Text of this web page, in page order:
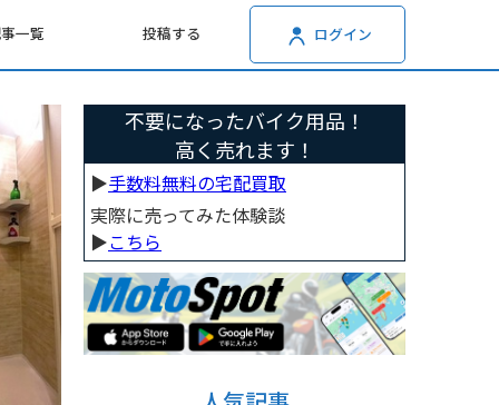
一覧 投稿する ログイン
不要になったバイク用品！
高く売れます！
▶︎手数料無料の宅配買取
実際に売ってみた体験談
▶︎こちら